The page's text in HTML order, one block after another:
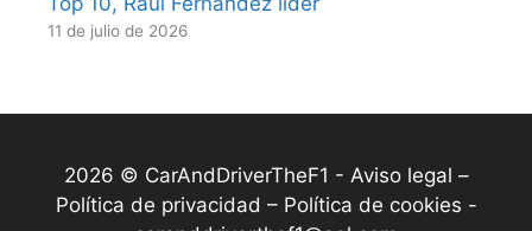
11 de julio de 2026
2026 © CarAndDriverTheF1 - Aviso legal –
Política de privacidad – Política de cookies -